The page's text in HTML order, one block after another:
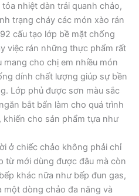
nhiệt dàn trải quanh chảo,
trạng cháy các món xào rán
cấu tạo lớp bề mặt chống
việc rán những thực phẩm rất
mang cho chị em nhiều món
dính chất lượng giúp sự bền
Lớp phủ được sơn màu sắc
bắt bẩn làm cho quá trình
khiến cho sản phẩm tựa như
ở chiếc chảo không phải chỉ
từ mới dùng được đâu mà còn
khác nữa như bếp đun gas,
một dòng chảo đa năng và